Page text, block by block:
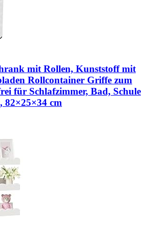
mit Rollen, Kunststoff mit
Rollcontainer Griffe zum
für Schlafzimmer, Bad, Schule
82×25×34 cm